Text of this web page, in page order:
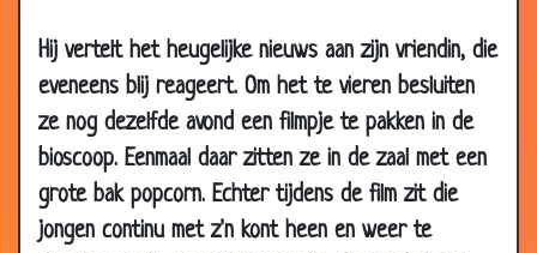
Hij vertelt het heugelijke nieuws aan zijn vriendin, die
eveneens blij reageert. Om het te vieren besluiten
ze nog dezelfde avond een filmpje te pakken in de
bioscoop. Eenmaal daar zitten ze in de zaal met een
grote bak popcorn. Echter tijdens de film zit die
jongen continu met z'n kont heen en weer te
08 May
2018
Lepels 2.68
26 Apr
2018
Spreekruimte 2.71
24 Mar
2018
Rechterbeen 2.60